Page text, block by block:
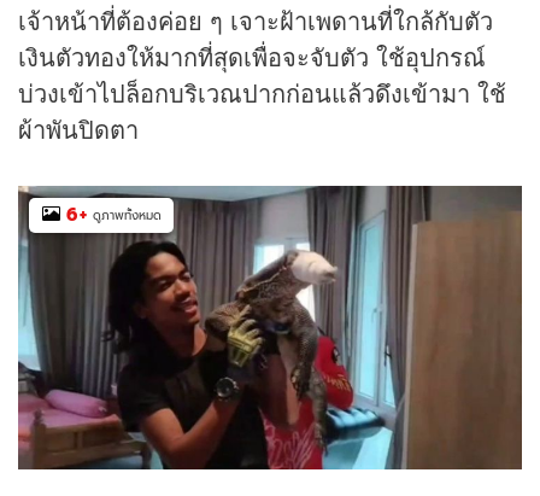
เจ้าหน้าที่ต้องค่อย ๆ เจาะฝ้าเพดานที่ใกล้กับตัว
เงินตัวทองให้มากที่สุดเพื่อจะจับตัว ใช้อุปกรณ์
บ่วงเข้าไปล็อกบริเวณปากก่อนแล้วดึงเข้ามา ใช้
ผ้าพันปิดตา
6+ ดูภาพทั้งหมด